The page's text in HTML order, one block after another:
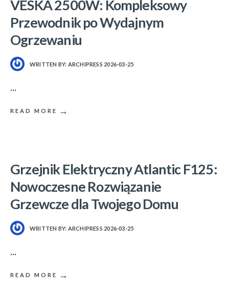
VESKA 2500W: Kompleksowy
Przewodnik po Wydajnym
Ogrzewaniu
WRITTEN BY: ARCHIPRESS 2026-03-25
...
READ MORE →
Grzejnik Elektryczny Atlantic F125:
Nowoczesne Rozwiązanie
Grzewcze dla Twojego Domu
WRITTEN BY: ARCHIPRESS 2026-03-25
...
READ MORE →